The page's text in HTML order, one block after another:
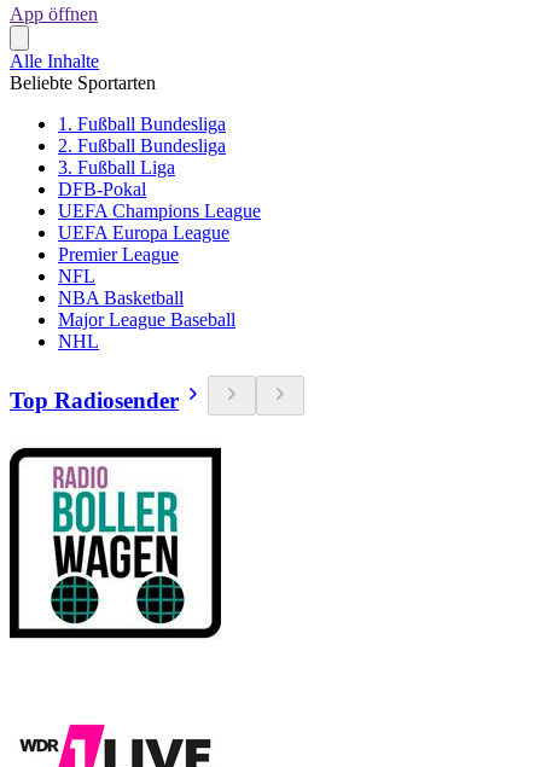
App öffnen
Alle Inhalte
Beliebte Sportarten
1. Fußball Bundesliga
2. Fußball Bundesliga
3. Fußball Liga
DFB-Pokal
UEFA Champions League
UEFA Europa League
Premier League
NFL
NBA Basketball
Major League Baseball
NHL
Top Radiosender